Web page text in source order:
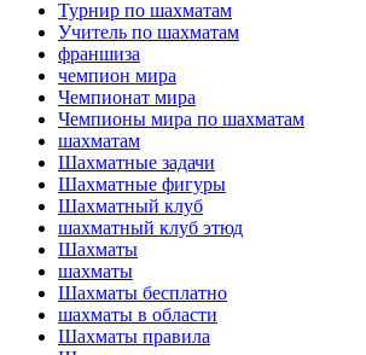
Турнир по шахматам
Учитель по шахматам
франшиза
чемпион мира
Чемпионат мира
Чемпионы мира по шахматам
шахматам
Шахматные задачи
Шахматные фигуры
Шахматный клуб
шахматный клуб этюд
Шахматы
шахматы
Шахматы бесплатно
шахматы в области
Шахматы правила